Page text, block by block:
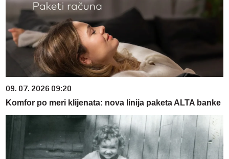
09. 07. 2026 09:20
Komfor po meri klijenata: nova linija paketa ALTA banke